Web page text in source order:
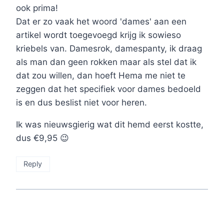
ook prima!
Dat er zo vaak het woord 'dames' aan een
artikel wordt toegevoegd krijg ik sowieso
kriebels van. Damesrok, damespanty, ik draag
als man dan geen rokken maar als stel dat ik
dat zou willen, dan hoeft Hema me niet te
zeggen dat het specifiek voor dames bedoeld
is en dus beslist niet voor heren.
Ik was nieuwsgierig wat dit hemd eerst kostte,
dus €9,95 😉
Reply